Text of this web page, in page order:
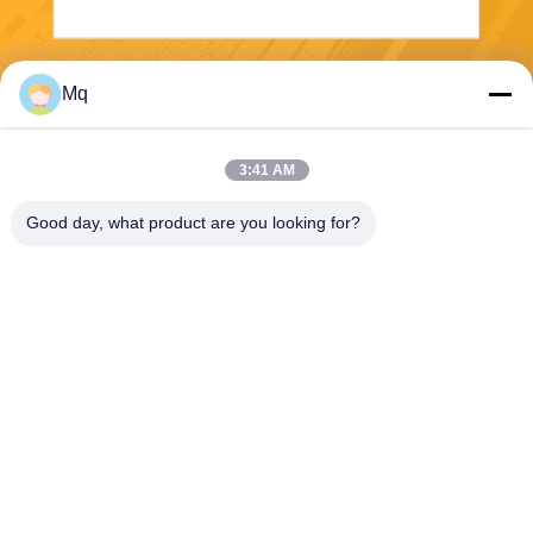
Mq
3:41 AM
Good day, what product are you looking for?